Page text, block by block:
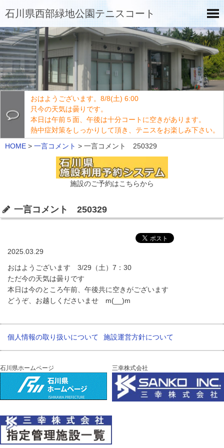
石川県西部緑地公園テニスコート
おはようございます。8/8(土) 6:00
只今の天気は曇りです。
本日は午前５面、午後は十分コートに空きがあります。
熱中症対策をしっかりして頂き、テニスをお楽しみ下さい。
HOME > 一言コメント > 一言コメント 250329
施設のご予約はこちらから
一言コメント 250329
2025.03.29
おはようございます 3/29（土）7：30
ただ今の天気は曇りです
本日は今のところ午前、午後共に空きがございます
どうぞ、お越しくださいませ m(__)m
個人情報の取り扱いについて 施設運営方針について
石川県ホームページ 三幸株式会社